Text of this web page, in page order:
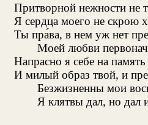
Притворной нежности не
Я сердца моего не скрою
Ты пра́ва, в нем уж нет
Моей любви
Напрасно я себе на
И милый образ твой, и
Безжизненны мои
Я клятвы дал, но дал